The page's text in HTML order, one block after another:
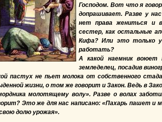
Господом. Вот что я
допрашивает. Разве у
нет права жениться и
сестер, как остальные
Кифа? Или это только
работать?
А какой наемник воюет
земледелец, посадив
пастух не пьет молока от собственного
жизни, о том же говорит и Закон. Ведь в
молотящему волу». Разве о волах
Это же для нас написано: «Пахарь пашет и
долю урожая».